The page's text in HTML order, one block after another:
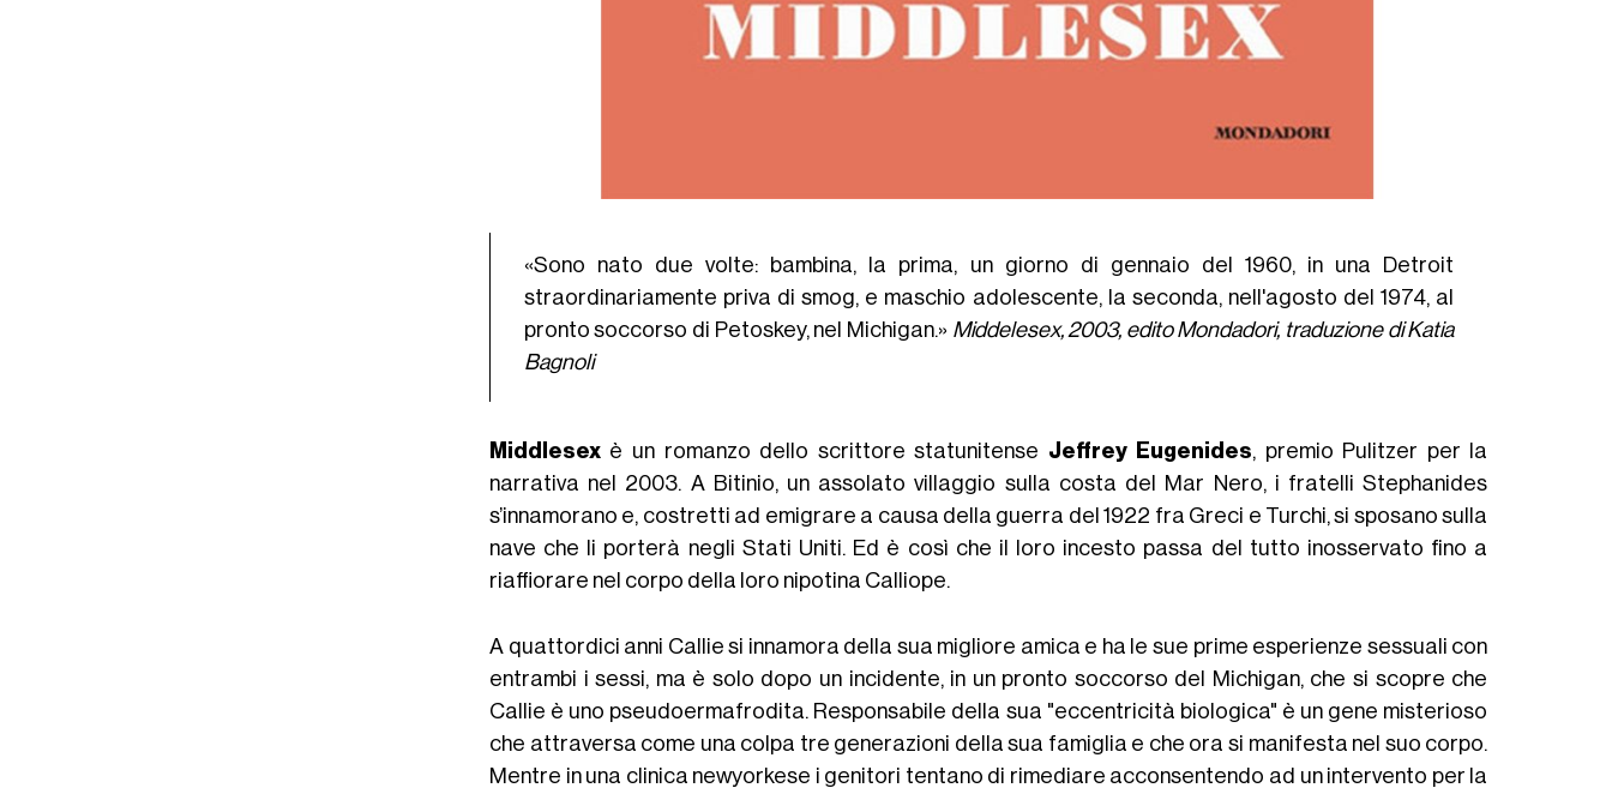
«Sono nato due volte: bambina, la prima, un giorno di gennaio del 1960, in una Detroit
straordinariamente priva di smog, e maschio adolescente, la seconda, nell'agosto del 1974, al
pronto soccorso di Petoskey, nel Michigan.» Middelesex, 2003, edito Mondadori, traduzione di Katia
Bagnoli
Middlesexè un romanzo dello scrittore statunitense Jeffrey Eugenides, premio Pulitzer per la
narrativa nel 2003. A Bitinio, un assolato villaggio sulla costa del Mar Nero, i fratelli Stephanides
s’innamorano e, costretti ad emigrare a causa della guerra del 1922 fra Greci e Turchi, si sposano sulla
nave che li porterà negli Stati Uniti. Ed è così che il loro incesto passa del tutto inosservato fino a
riaffiorare nel corpo della loro nipotina Calliope.
A quattordici anni Callie si innamora della sua migliore amica e ha le sue prime esperienze sessuali con
entrambi i sessi, ma è solo dopo un incidente, in un pronto soccorso del Michigan, che si scopre che
Callie è uno pseudoermafrodita. Responsabile della sua "eccentricità biologica" è un gene misterioso
che attraversa come una colpa tre generazioni della sua famiglia e che ora si manifesta nel suo corpo.
Mentre in una clinica newyorkese i genitori tentano di rimediare acconsentendo ad un intervento per la